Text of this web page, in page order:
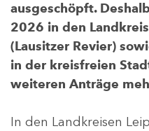
ausgeschöpft.
2026 in den
(Lausitzer Revier)
in der kreisfreien
weiteren Anträge
In den Landkreisen